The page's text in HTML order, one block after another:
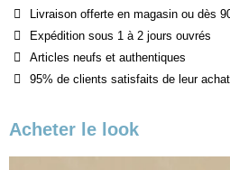
Livraison offerte en magasin ou dès
Expédition sous 1 à 2 jours ouvrés
Articles neufs et authentiques
95% de clients satisfaits de leur
Acheter le look